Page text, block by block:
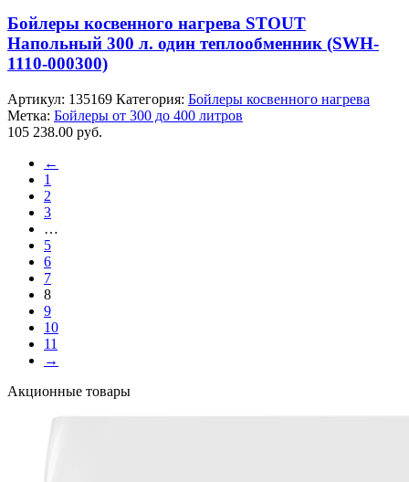
Бойлеры косвенного нагрева STOUT
Напольный 300 л. один теплообменник (SWH-
1110-000300)
Артикул: 135169 Категория: Бойлеры косвенного нагрева
Метка: Бойлеры от 300 до 400 литров
105 238.00 руб.
←
1
2
3
…
5
6
7
8
9
10
11
→
Акционные товары